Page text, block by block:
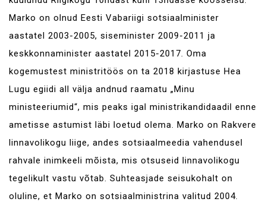
Marko on olnud Eesti Vabariigi sotsiaalminister
aastatel 2003-2005, siseminister 2009-2011 ja
keskkonnaminister aastatel 2015-2017. Oma
kogemustest ministritöös on ta 2018 kirjastuse Hea
Lugu egiidi all välja andnud raamatu „Minu
ministeeriumid“, mis peaks igal ministrikandidaadil enne
ametisse astumist läbi loetud olema. Marko on Rakvere
linnavolikogu liige, andes sotsiaalmeedia vahendusel
rahvale inimkeeli mõista, mis otsuseid linnavolikogu
tegelikult vastu võtab. Suhteasjade seisukohalt on
oluline, et Marko on sotsiaalministrina valitud 2004.